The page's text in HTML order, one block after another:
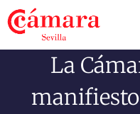
Comercio
La